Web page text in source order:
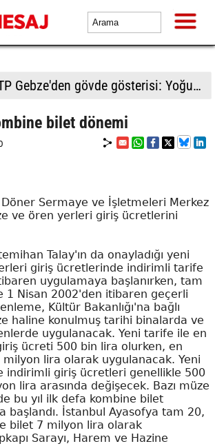
BTP Gebze'den gövde gösterisi: Yoğun katılımla yeni üyeler rozetlerini taktı
bilet dönemi
Döner Sermaye ve İşletmeleri Merkez
ve ören yerleri giriş ücretlerini
Talay'ın da onayladığı yeni
giriş ücretlerinde indirimli tarife
uygulamaya başlanırken, tam
1 Nisan 2002'den itibaren geçerli
Kültür Bakanlığı'na bağlı
haline konulmuş tarihi binalarda ve
uygulanacak. Yeni tarife ile en
ücreti 500 bin lira olurken, en
lira olarak uygulanacak. Yeni
indirimli giriş ücretleri genellikle 500
lira arasında değişecek. Bazı müze
bu yıl ilk defa kombine bilet
başlandı. İstanbul Ayasofya tam 20,
bilet 7 milyon lira olarak
Sarayı, Harem ve Hazine